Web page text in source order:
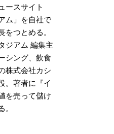
ースサイト
ム」を自社で
をつとめる。
ジアム 編集主
シング、飲食
株式会社カシ
。著者に『イ
を売って儲け